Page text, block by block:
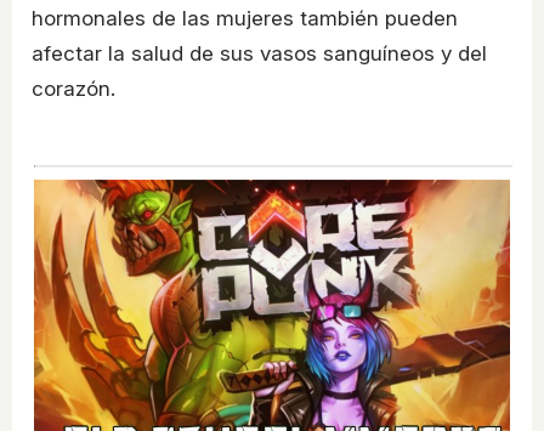
hormonales de las mujeres también pueden
afectar la salud de sus vasos sanguíneos y del
corazón.